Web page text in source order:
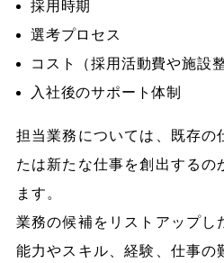
採用時期
選考プロセス
コスト（採用活動費や施設
入社後のサポート体制
担当業務については、既存の
たは新たな仕事を創出するの
ます。
業務の候補をリストアップし
能力やスキル、経験、仕事の